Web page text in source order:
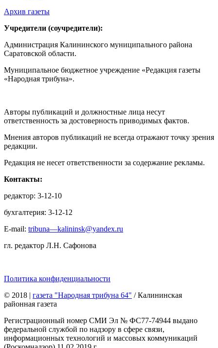
Архив газеты
Учредители (соучредители):
Администрация Калининского муниципального района
Саратовской области.
Муниципальное бюджетное учреждение «Редакция газеты
«Народная трибуна».
Авторы публикаций и должностные лица несут
ответственность за достоверность приводимых фактов.
Мнения авторов публикаций не всегда отражают точку зрения
редакции.
Редакция не несет ответственности за содержание рекламы.
Контакты:
редактор: 3-12-10
бухгалтерия: 3-12-12
E-mail: tribuna—kalininsk@yandex.ru
гл. редактор Л.Н. Сафонова
Политика конфиденциальности
© 2018
газета "Народная трибуна 64" / Калининская
районная газета
Регистрационный номер СМИ Эл № ФС77-74944 выдано
федеральной службой по надзору в сфере связи,
информационных технологий и массовых коммуникаций